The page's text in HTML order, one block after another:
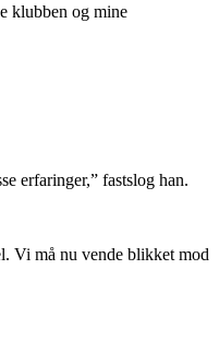
klubben og mine
erfaringer,” fastslog han.
Vi må nu vende blikket mod